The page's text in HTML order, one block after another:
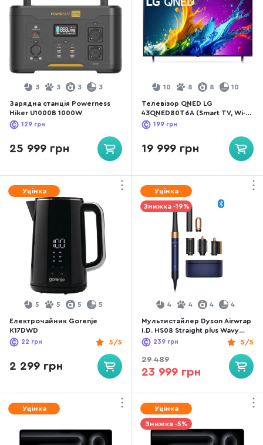
3 3 3 3
Зарядна станція Powerness
Hiker U1000B 1000W
129 грн
25 999 грн
10 8 8 10
Телевізор QNED LG
43QNED80T6A (Smart TV, Wi-Fi,
3840x2160)
199 грн
19 999 грн
Уцінка
5 5 5 5
Електрочайник Gorenje
K17DWD
5/5
22 грн
2 299 грн
Уцінка
Знижка -19%
4 4 4 4
Мультистайлер Dyson Airwrap
I.D. HS08 Straight plus Wavy
T1/T2 Prussian Blue/Rich
Copper (107163-01)
5/5
239 грн
29 489
23 999 грн
Уцінка Уцінка
Знижка -5%